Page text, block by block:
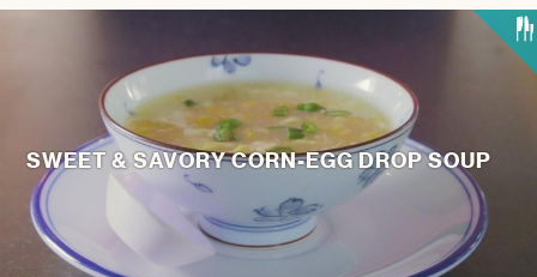
SWEET & SAVORY CORN-EGG DROP SOUP